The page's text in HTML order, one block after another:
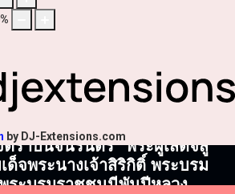
%
by DJ-Extensions.com
ราบนิจนิรันดร์" พระผู้เสด็จสู่
ด็จพระนางเจ้าสิริกิติ์ พระบรม
ระบรมราชชนนีพันปีหลวง